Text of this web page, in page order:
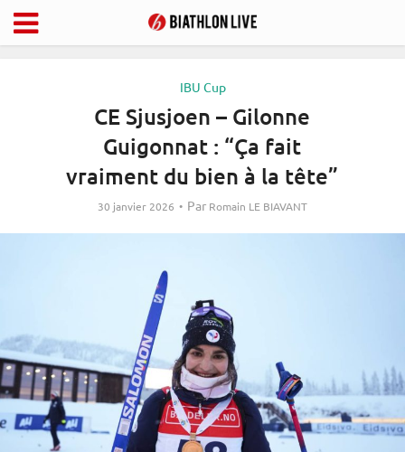
IBU Cup
CE Sjusjoen – Gilonne
Guigonnat : “Ça fait
vraiment du bien à la tête”
30 janvier 2026 Par Romain LE BIAVANT